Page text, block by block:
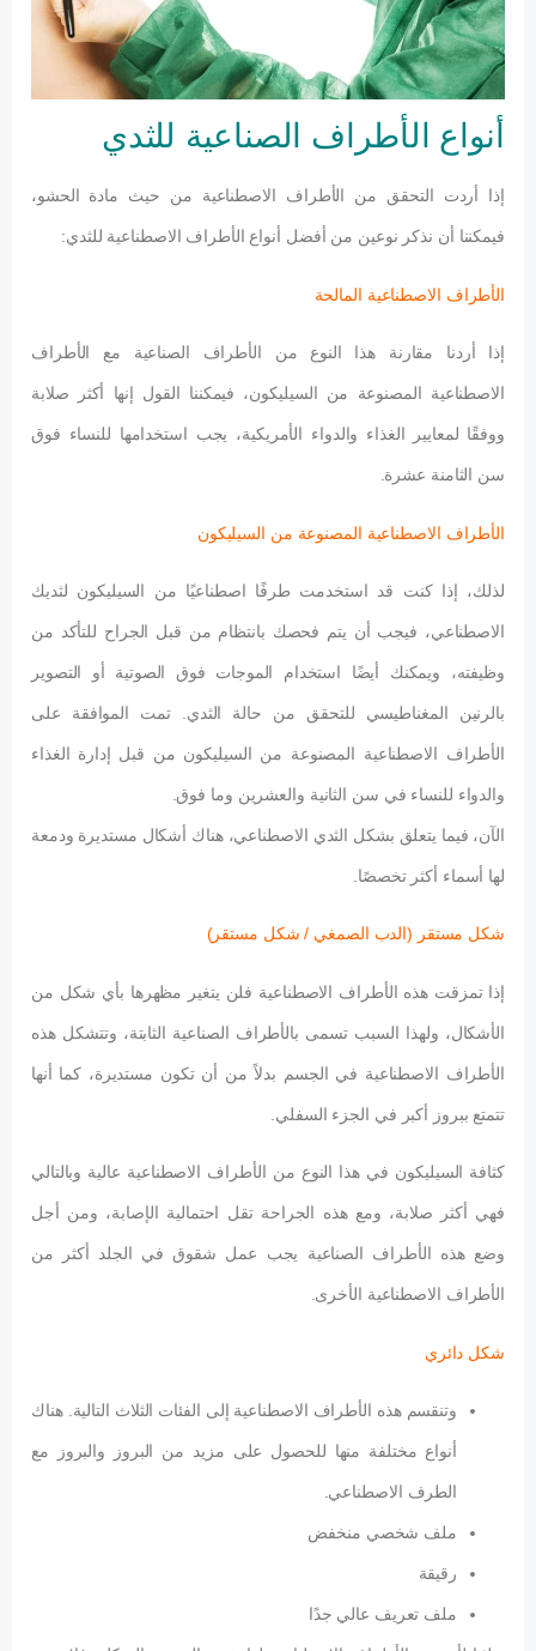
أنواع الأطراف الصناعية للثدي
إذا أردت التحقق من الأطراف الاصطناعية من حيث مادة الحشو،
فيمكننا أن نذكر نوعين من أفضل أنواع الأطراف الاصطناعية للثدي:
الأطراف الاصطناعية المالحة
إذا أردنا مقارنة هذا النوع من الأطراف الصناعية مع الأطراف
الاصطناعية المصنوعة من السيليكون، فيمكننا القول إنها أكثر صلابة
ووفقًا لمعايير الغذاء والدواء الأمريكية، يجب استخدامها للنساء فوق
سن الثامنة عشرة.
الأطراف الاصطناعية المصنوعة من السيليكون
لذلك، إذا كنت قد استخدمت طرفًا اصطناعيًا من السيليكون لثديك
الاصطناعي، فيجب أن يتم فحصك بانتظام من قبل الجراح للتأكد من
وظيفته، ويمكنك أيضًا استخدام الموجات فوق الصوتية أو التصوير
بالرنين المغناطيسي للتحقق من حالة الثدي. تمت الموافقة على
الأطراف الاصطناعية المصنوعة من السيليكون من قبل إدارة الغذاء
والدواء للنساء في سن الثانية والعشرين وما فوق.
الآن، فيما يتعلق بشكل الثدي الاصطناعي، هناك أشكال مستديرة ودمعة
لها أسماء أكثر تخصصًا.
شكل مستقر (الدب الصمغي / شكل مستقر)
إذا تمزقت هذه الأطراف الاصطناعية فلن يتغير مظهرها بأي شكل من
الأشكال، ولهذا السبب تسمى بالأطراف الصناعية الثابتة، وتتشكل هذه
الأطراف الاصطناعية في الجسم بدلاً من أن تكون مستديرة، كما أنها
تتمتع ببروز أكبر في الجزء السفلي.
كثافة السيليكون في هذا النوع من الأطراف الاصطناعية عالية وبالتالي
فهي أكثر صلابة، ومع هذه الجراحة تقل احتمالية الإصابة، ومن أجل
وضع هذه الأطراف الصناعية يجب عمل شقوق في الجلد أكثر من
الأطراف الاصطناعية الأخرى.
شكل دائري
وتنقسم هذه الأطراف الاصطناعية إلى الفئات الثلاث التالية. هناك
أنواع مختلفة منها للحصول على مزيد من البروز والبروز مع
الطرف الاصطناعي.
ملف شخصي منخفض
رقيقة
ملف تعريف عالي جدًا